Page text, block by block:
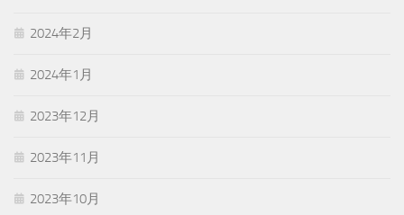
2024年2月
2024年1月
2023年12月
2023年11月
2023年10月